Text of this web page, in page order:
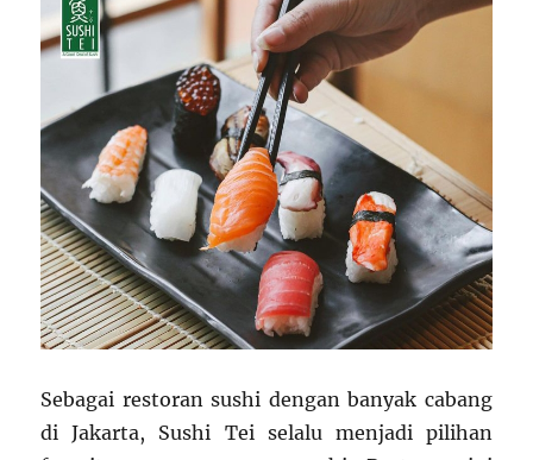
Sebagai restoran sushi dengan banyak cabang
di Jakarta, Sushi Tei selalu menjadi pilihan